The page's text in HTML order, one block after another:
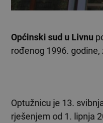
Općinski sud u Livnu
rođenog 1996.
Optužnicu je 13.
rješenjem od 1. lipnja